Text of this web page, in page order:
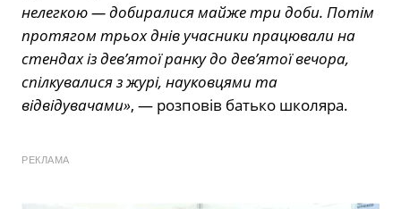
нелегкою — добиралися майже три доби. Потім
протягом трьох днів учасники працювали на
стендах із дев’ятої ранку до дев’ятої вечора,
спілкувалися з журі, науковцями та
відвідувачами», — розповів батько школяра.
РЕКЛАМА